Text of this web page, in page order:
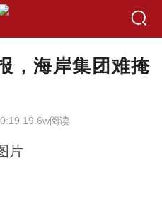
，海岸集团难掩
19.6w阅读